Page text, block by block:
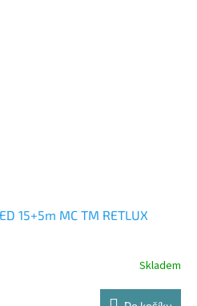
15+5m MC TM RETLUX
Skladem